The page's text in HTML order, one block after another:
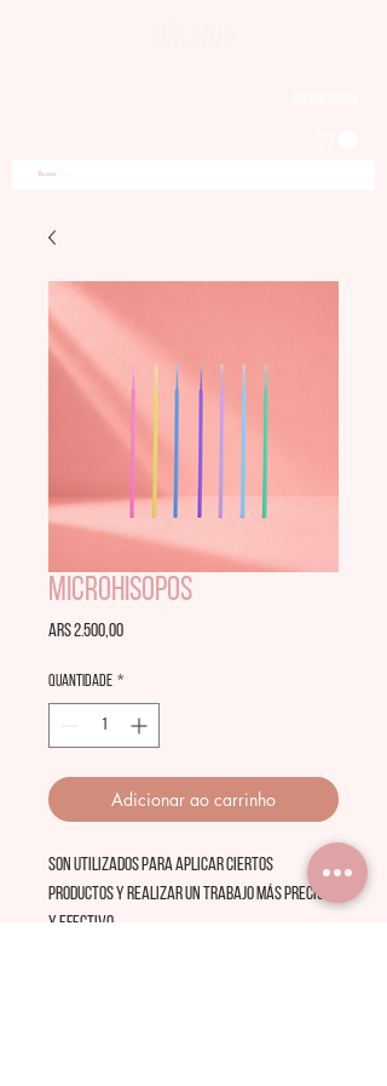
Microhisopos
ARS 2.500,00Preço
Quantidade *
Adicionar ao carrinho
Son utilizados para aplicar ciertos
productos y realizar un trabajo más preciso
y efectivo.